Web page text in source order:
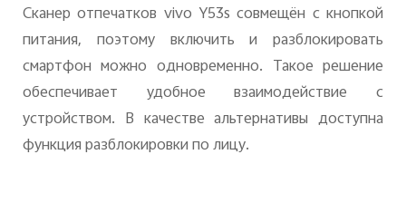
Сканер отпечатков vivo Y53s совмещён с кнопкой
питания, поэтому включить и разблокировать
смартфон можно одновременно. Такое решение
обеспечивает удобное взаимодействие с
устройством. В качестве альтернативы доступна
функция разблокировки по лицу.